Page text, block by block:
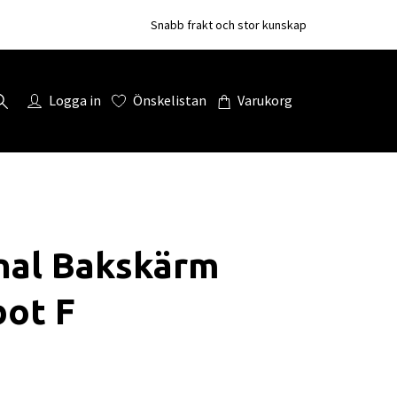
Snabb frakt och stor kunskap
Logga in Önskelistan Varukorg
Bakskärm
F